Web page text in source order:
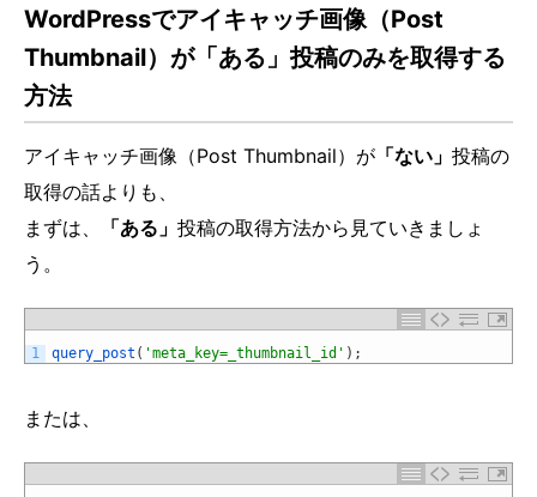
WordPressでアイキャッチ画像（Post
Thumbnail）が「ある」投稿のみを取得する
方法
アイキャッチ画像（Post Thumbnail）が 「ない」 投稿の
取得の話よりも、
まずは、
「ある」 投稿の取得方法から見ていきましょ
う。
1 query_post ( 'meta_key=_thumbnail_id' ) ;
または、